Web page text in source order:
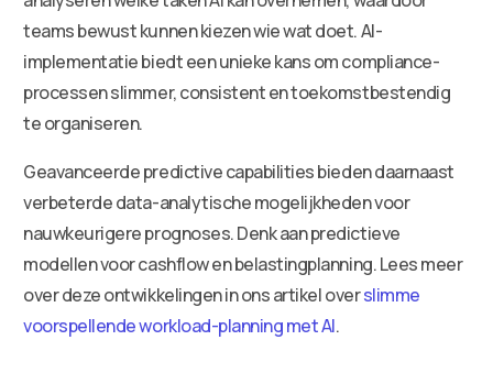
teams bewust kunnen kiezen wie wat doet. AI-
implementatie biedt een unieke kans om compliance-
processen slimmer, consistent en toekomstbestendig
te organiseren.
Geavanceerde predictive capabilities bieden daarnaast
verbeterde data-analytische mogelijkheden voor
nauwkeurigere prognoses. Denk aan predictieve
modellen voor cashflow en belastingplanning. Lees meer
over deze ontwikkelingen in ons artikel overslimme
voorspellende workload-planning met AI.